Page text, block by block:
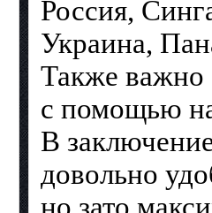
Россия,
Украина,
Также важно
с помощью
В
довольно